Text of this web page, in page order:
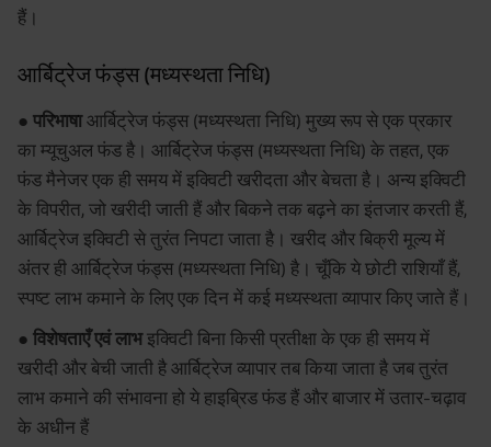
हैं।
आर्बिट्रेज फंड्स (मध्यस्थता निधि)
● परिभाषाआर्बिट्रेज फंड्स (मध्यस्थता निधि) मुख्य रूप से एक प्रकार
का म्यूचुअल फंड है। आर्बिट्रेज फंड्स (मध्यस्थता निधि) के तहत, एक
फंड मैनेजर एक ही समय में इक्विटी खरीदता और बेचता है। अन्य इक्विटी
के विपरीत, जो खरीदी जाती हैं और बिकने तक बढ़ने का इंतजार करती हैं,
आर्बिट्रेज इक्विटी से तुरंत निपटा जाता है। खरीद और बिक्री मूल्य में
अंतर ही आर्बिट्रेज फंड्स (मध्यस्थता निधि) है। चूँकि ये छोटी राशियाँ हैं,
स्पष्ट लाभ कमाने के लिए एक दिन में कई मध्यस्थता व्यापार किए जाते हैं।
● विशेषताएँ एवं लाभइक्विटी बिना किसी प्रतीक्षा के एक ही समय में
खरीदी और बेची जाती है आर्बिट्रेज व्यापार तब किया जाता है जब तुरंत
लाभ कमाने की संभावना हो ये हाइब्रिड फंड हैं और बाजार में उतार-चढ़ाव
के अधीन हैं